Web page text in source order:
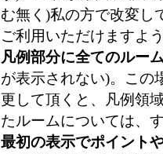
む無く)私の方で改変し
ご利用いただけますよ
凡例部分に全てのルー
が表示されない)。この
更して頂くと、凡例領
たルームについては、
最初の表示でポイント